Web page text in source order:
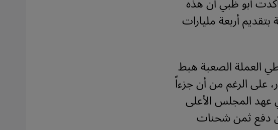
أربعة مليارات
العملة الصعبة هبط
مبارك من 36 مليار إلى 14.9 مليار، على الرغم من أن جزءاً
المجلس الأعلى
دفع ثمن شحنات